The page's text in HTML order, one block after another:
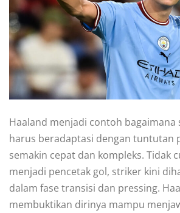
Haaland menjadi contoh
harus beradaptasi dengan tuntutan
semakin cepat dan kompleks. Tidak
menjadi pencetak gol, striker kini
dalam fase transisi dan pressing.
membuktikan dirinya mampu